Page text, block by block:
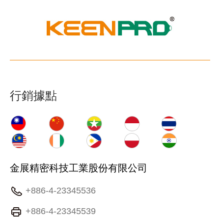
行銷據點
金展精密科技工業股份有限公司
+886-4-23345536
+886-4-23345539